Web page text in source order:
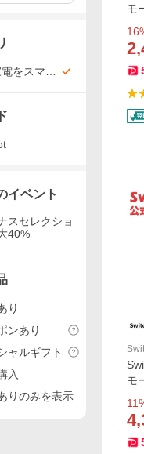
モ
ス
由
ote
16
モ
イ
置
ボ
11
をスマー
イベント
スセレクショ
40%
り
ンあり
ャルギフト
入
りのみを表示